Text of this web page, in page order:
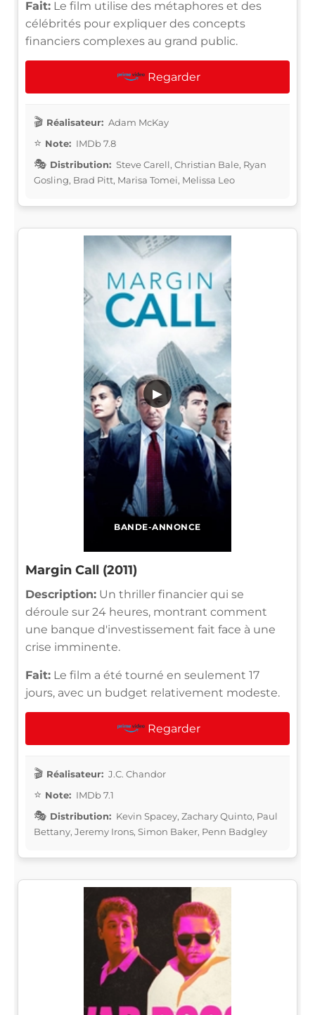
Fait: Le film utilise des métaphores et des
célébrités pour expliquer des concepts
financiers complexes au grand public.
Regarder
Réalisateur: Adam McKay
Note: IMDb 7.8
Distribution: Steve Carell, Christian Bale, Ryan
Gosling, Brad Pitt, Marisa Tomei, Melissa Leo
BANDE-ANNONCE
▶
Margin Call (2011)
Description: Un thriller financier qui se
déroule sur 24 heures, montrant comment
une banque d'investissement fait face à une
crise imminente.
Fait: Le film a été tourné en seulement 17
jours, avec un budget relativement modeste.
Regarder
Réalisateur: J.C. Chandor
Note: IMDb 7.1
Distribution: Kevin Spacey, Zachary Quinto, Paul
Bettany, Jeremy Irons, Simon Baker, Penn Badgley